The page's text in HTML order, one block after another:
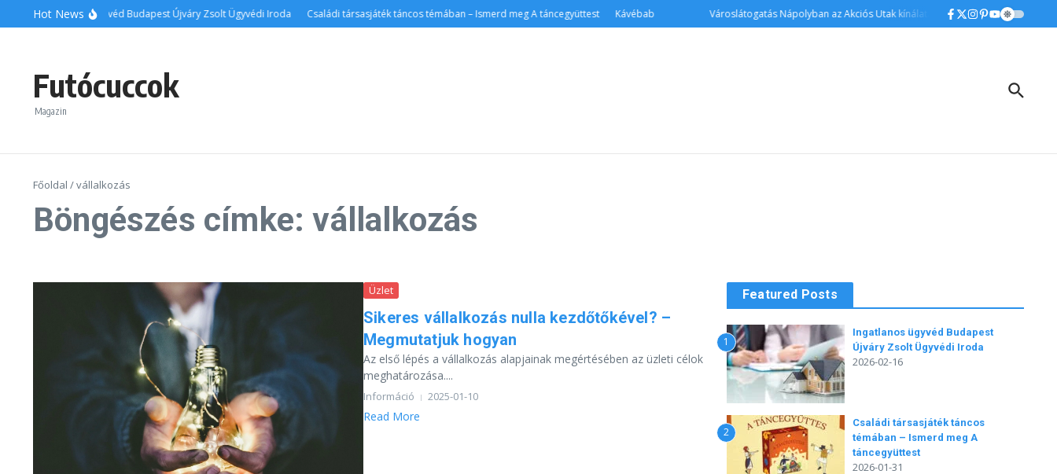
Ugrás a tartalomhoz
Hot News
Ingatlanos ügyvéd Budapest Újváry Zsolt Ügyvédi Iroda Családi társasjáték táncos témában – Ismerd meg A táncegyüttest Kávébab Városlátogatás Nápolyban az Akciós Utak kínálatában Vitrinek és kredencek
Futócuccok
Magazin
Főoldal /vállalkozás
Böngészés címke: vállalkozás
Üzlet
Sikeres vállalkozás nulla kezdőtőkével? –
Megmutatjuk hogyan
Az első lépés a vállalkozás alapjainak megértésében az üzleti célok
meghatározása....
Információ 2025-01-10
Read More
Featured Posts
1
Ingatlanos ügyvéd Budapest
Újváry Zsolt Ügyvédi Iroda
2026-02-16
2
Családi társasjáték táncos
témában – Ismerd meg A
táncegyüttest
2026-01-31